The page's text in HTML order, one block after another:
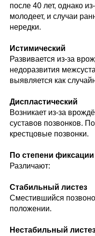
после 40 лет, однако
молодеет, и случаи
нередки.
Истимический
Развивается из-за
недоразвития
выявляется как
Диспластический
Возникает из-за
суставов позвонков.
крестцовые позвонки.
По степени фиксации
Различают:
Стабильный листез
Сместившийся
положении.
Нестабильный